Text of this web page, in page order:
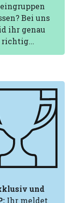
Bei uns
ihr genau
richtig...
und
Ihr meldet